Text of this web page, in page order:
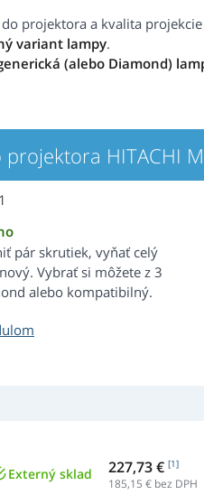
projektora a kvalita
variant lampy.
(alebo Diamond)
projektora HITACHI
pár skrutiek, vyňať celý
Vybrať si môžete z 3
alebo kompatibilný.
Externý sklad 227,73 € [1]
185,15 € bez DPH